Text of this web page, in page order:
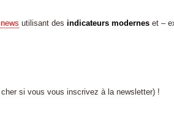
utilisant des indicateurs modernes et –
si vous vous inscrivez à la newsletter) !